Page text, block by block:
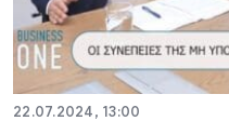
22.07.2024, 13:00